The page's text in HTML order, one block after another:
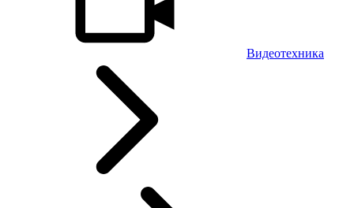
Видеотехника